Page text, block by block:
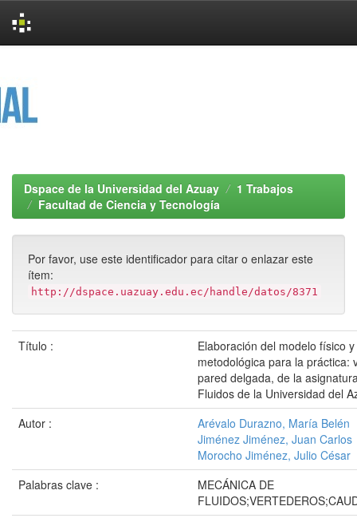
Dspace de la Universidad del Azuay
1 Trabajos
Facultad de Ciencia y Tecnología
Por favor, use este identificador para citar o enlazar este
ítem:
http://dspace.uazuay.edu.ec/handle/datos/8371
Título :
Elaboración del modelo físico
metodológica para la práctica:
pared delgada, de la
Fluidos de la Universidad del
Autor :
Arévalo Durazno, María Belén
Jiménez Jiménez, Juan Carlos
Morocho Jiménez, Julio César
Palabras clave :
MECÁNICA DE